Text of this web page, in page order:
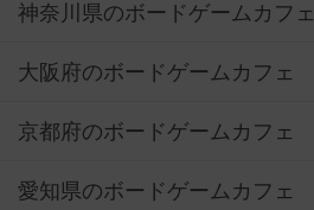
神奈川県のボードゲームカフェ
大阪府のボードゲームカフェ
京都府のボードゲームカフェ
愛知県のボードゲームカフェ